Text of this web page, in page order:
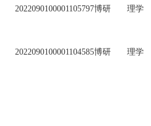
2022090100001105797博研 理学
2022090100001104585博研 理学